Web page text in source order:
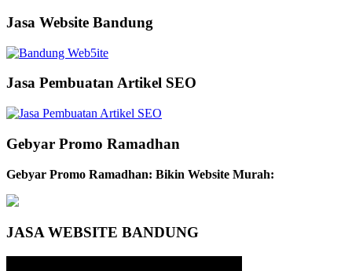
Jasa Website Bandung
Jasa Pembuatan Artikel SEO
Gebyar Promo Ramadhan
Gebyar Promo Ramadhan: Bikin Website Murah:
JASA WEBSITE BANDUNG